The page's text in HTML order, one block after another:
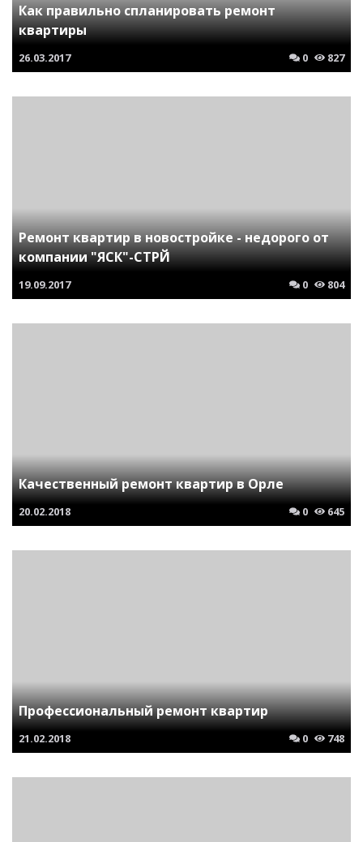
Как правильно спланировать ремонт
квартиры
26.03.2017 0 827
Ремонт квартир в новостройке - недорого от
компании "ЯСК"-СТРЙ
19.09.2017 0 804
Качественный ремонт квартир в Орле
20.02.2018 0 645
Профессиональный ремонт квартир
21.02.2018 0 748